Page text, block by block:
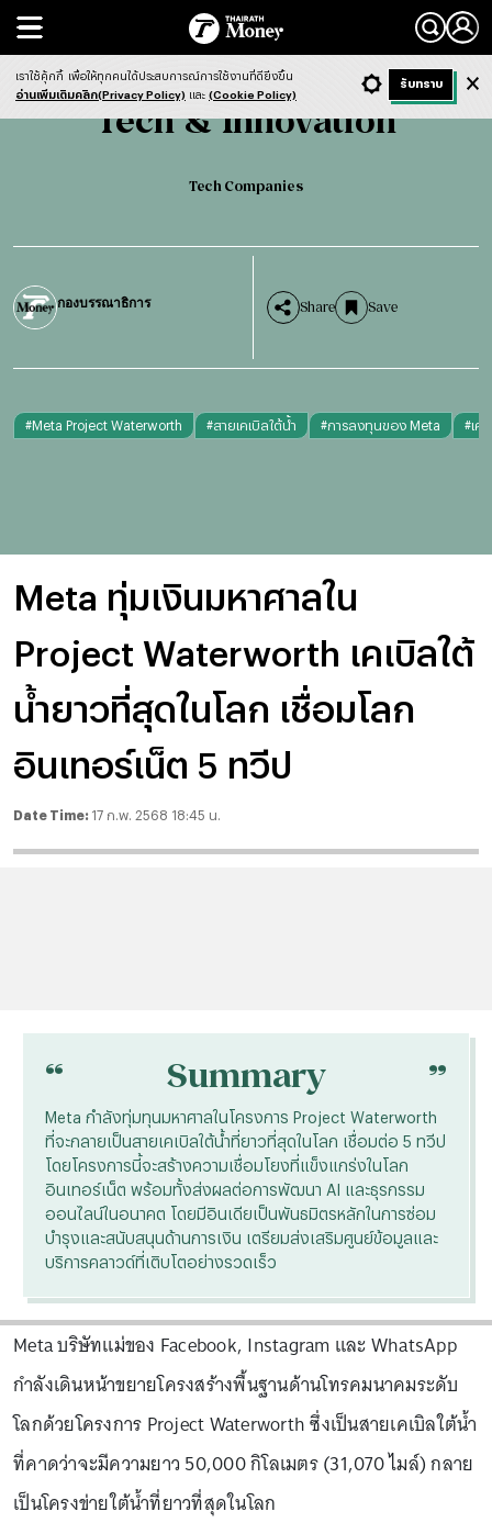
Search
Tech & Innovation Tech Companies
Tech & Innovation
Tech Companies
กองบรรณาธิการ Share Save
#Meta Project Waterworth #สายเคเบิลใต้น้ำ #การลงทุนของ Meta #เค
Meta ทุ่มเงินมหาศาลใน
Project Waterworth เคเบิลใต้
น้ำยาวที่สุดในโลก เชื่อมโลก
อินเทอร์เน็ต 5 ทวีป
Date Time: 17 ก.พ. 2568 18:45 น.
- ก + ก Dark ฟังข่าว
“ Summary “
Meta กำลังทุ่มทุนมหาศาลในโครงการ Project Waterworth
ที่จะกลายเป็นสายเคเบิลใต้น้ำที่ยาวที่สุดในโลก เชื่อมต่อ 5 ทวีป
โดยโครงการนี้จะสร้างความเชื่อมโยงที่แข็งแกร่งในโลก
อินเทอร์เน็ต พร้อมทั้งส่งผลต่อการพัฒนา AI และธุรกรรม
ออนไลน์ในอนาคต โดยมีอินเดียเป็นพันธมิตรหลักในการซ่อม
บำรุงและสนับสนุนด้านการเงิน เตรียมส่งเสริมศูนย์ข้อมูลและ
บริการคลาวด์ที่เติบโตอย่างรวดเร็ว
Meta บริษัทแม่ของ Facebook, Instagram และ WhatsApp
กำลังเดินหน้าขยายโครงสร้างพื้นฐานด้านโทรคมนาคมระดับ
โลกด้วยโครงการ Project Waterworth ซึ่งเป็นสายเคเบิลใต้น้ำ
ที่คาดว่าจะมีความยาว 50,000 กิโลเมตร (31,070 ไมล์) กลาย
เป็นโครงข่ายใต้น้ำที่ยาวที่สุดในโลก
เราใช้คุ้กกี้ เพื่อให้ทุกคนได้ประสบการณ์การใช้งานที่ดียิ่งขึ้น
อ่านเพิ่มเติมคลิก(Privacy Policy) และ (Cookie Policy)
รับทราบ